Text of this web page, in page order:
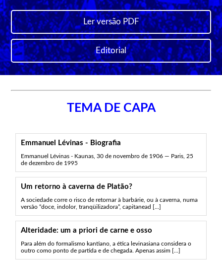
Ler versão PDF
Editorial
TEMA DE CAPA
Emmanuel Lévinas - Biografia
Emmanuel Lévinas - Kaunas, 30 de novembro de 1906 — Paris, 25
de dezembro de 1995
Um retorno à caverna de Platão?
A sociedade corre o risco de retornar à barbárie, ou à caverna, numa
versão “doce, indolor, tranqüilizadora”, capitanead [...]
Alteridade: um a priori de carne e osso
Para além do formalismo kantiano, a ética levinasiana considera o
outro como ponto de partida e de chegada. Apenas assim [...]